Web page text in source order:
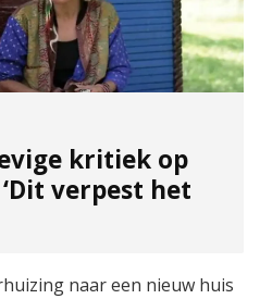
kritiek op
verpest het
naar een nieuw huis